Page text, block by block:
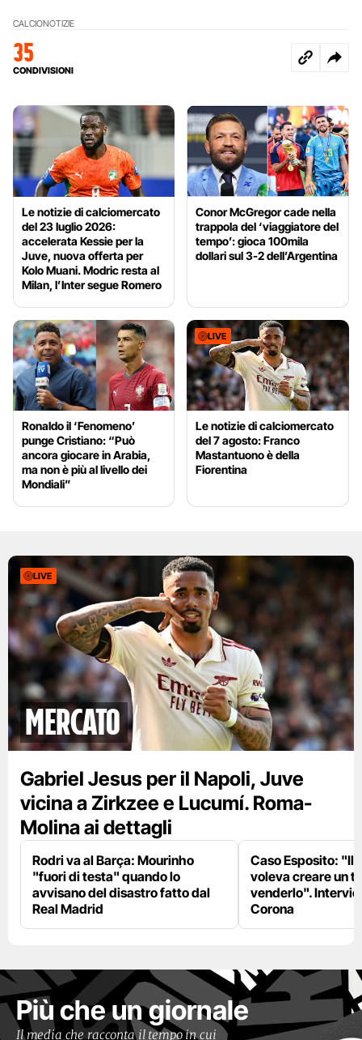
CALCIONOTIZIE
35
CONDIVISIONI
Le notizie di calciomercato
del 23 luglio 2026:
accelerata Kessie per la
Juve, nuova offerta per
Kolo Muani. Modric resta al
Milan, l’Inter segue Romero
Conor McGregor cade nella
trappola del ‘viaggiatore del
tempo’: gioca 100mila
dollari sul 3-2 dell’Argentina
Ronaldo il ‘Fenomeno’
punge Cristiano: “Può
ancora giocare in Arabia,
ma non è più al livello dei
Mondiali”
LIVE
Le notizie di calciomercato
del 7 agosto: Franco
Mastantuono è della
Fiorentina
LIVE
mercato
Gabriel Jesus per il Napoli, Juve
vicina a Zirkzee e Lucumí. Roma-
Molina ai dettagli
Rodri va al Barça: Mourinho
"fuori di testa" quando lo
avvisano del disastro fatto dal
Real Madrid
Caso Esposito: "Il
voleva creare un
venderlo".
Corona
Più che un giornale
Il media che racconta il tempo in cui